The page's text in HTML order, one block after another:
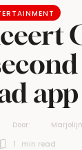
app
Door:
1
min read